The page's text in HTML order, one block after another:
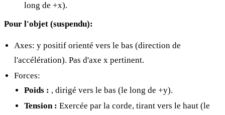
long de +x).
Pour l'objet (suspendu):
Axes: y positif orienté vers le bas (direction de
l'accélération). Pas d'axe x pertinent.
Forces:
Poids : , dirigé vers le bas (le long de +y).
Tension : Exercée par la corde, tirant vers le haut (le